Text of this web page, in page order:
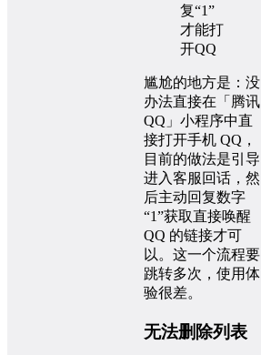
复“1”
才能打
开QQ
尴尬的地方是：没
办法直接在「腾讯
QQ」小程序中直
接打开手机 QQ，
目前的做法是引导
进入客服回话，然
后主动回复数字
“1”获取直接唤醒
QQ 的链接才可
以。这一个流程要
跳转多次，使用体
验很差。
无法删除列表